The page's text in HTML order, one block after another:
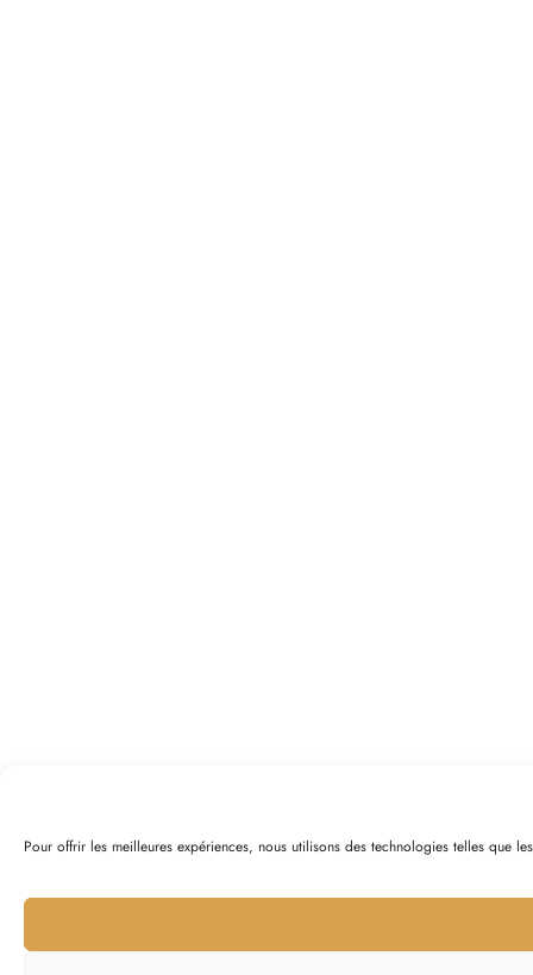
Pour offrir les meilleures expériences, nous utilisons des technologies telles que